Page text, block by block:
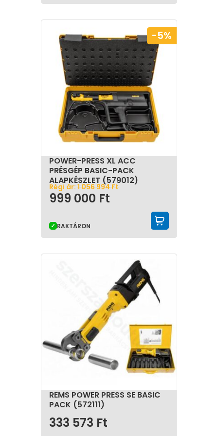
széles választéka áll rendelkezésre, amely a
szakemberek munkáját megkönnyíti és a rendszerek
élettartamát növeli. Emellett a préselés nem jár nyílt
láng használatával, így jelentősen csökkenti a
tűzveszélyt és biztosítja a tisztább munkakörnyezetet.
A pontos és egyenletes préseléssel minimalizálható a
szivárgás kockázata, ami hosszú távon hozzájárul a
megbízható és tartós csőrendszerek kialakításához.
POWER-PRESS XL ACC
PRÉSGÉP BASIC-PACK
ALAPKÉSZLET (579012)
-5%
Régi ár: 1 056 994Ft
999 000 Ft
RAKTÁRON
REMS POWER PRESS SE BASIC
PACK (572111)
333 573 Ft